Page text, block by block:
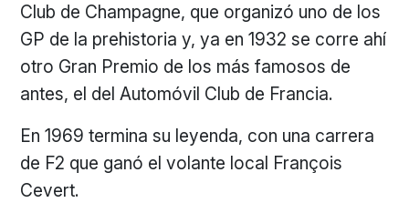
Club de Champagne, que organizó uno de los
GP de la prehistoria y, ya en 1932 se corre ahí
otro Gran Premio de los más famosos de
antes, el del Automóvil Club de Francia.
En 1969 termina su leyenda, con una carrera
de F2 que ganó el volante local François
Cevert.